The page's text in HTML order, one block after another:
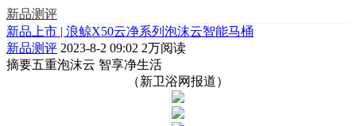
新品测评
新品上市 | 浪鲸X50云净系列泡沫云智能马桶
新品测评 2023-8-2 09:02 2万阅读
摘要五重泡沫云 智享净生活
（新卫浴网报道）